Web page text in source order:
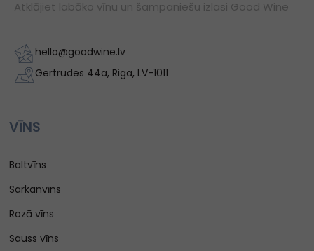
Atklājiet labāko vīnu un šampaniešu izlasi Good Wine
hello@goodwine.lv
Gertrudes 44a, Riga, LV-1011
VĪNS
Baltvīns
Sarkanvīns
Rozā vīns
Sauss vīns